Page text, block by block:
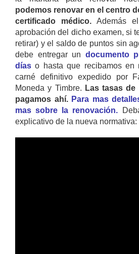
podemos renovar en el centro
certificado médico. Además
aprobación del dicho examen, si
retirar) y el saldo de puntos sin
debe entregar un documento
días o hasta que recibamos en
carné definitivo expedido por
Moneda y Timbre. Las tasas
pagamos ahí. Para mas
mas sobre la renovación.
explicativo de la nueva normativa: